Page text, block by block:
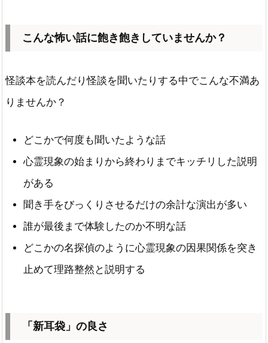
こんな怖い話に飽き飽きしていませんか？
怪談本を読んだり怪談を聞いたりする中でこんな不満あ
りませんか？
どこかで何度も聞いたような話
心霊現象の始まりから終わりまでキッチリした説明
がある
聞き手をびっくりさせるだけの余計な演出が多い
誰が最後まで体験したのか不明な話
どこかの名探偵のように心霊現象の因果関係を突き
止めて理路整然と説明する
「新耳袋」の良さ